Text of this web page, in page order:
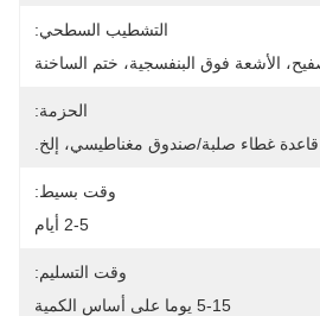
التشطيب السطحي:
الأشعة فوق البنفسجية، ختم الساخنة
الحزمة:
قاعدة غطاء صلبة/صندوق مغناطيسي، إلخ.
وقت بسيط:
2-5 أيام
وقت التسليم:
5-15 يوما على أساس الكمية